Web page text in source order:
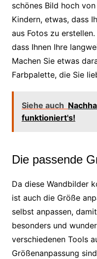
schönes Bild hoch
Kindern, etwas, dass
aus Fotos zu
dass Ihnen Ihre
Machen Sie etwas
Farbpalette, die Sie
Siehe auch
funktioniert's!
Die passende
Da diese Wandbilder
ist auch die Größe
selbst anpassen,
besonders und
verschiedenen Tools
Größenanpassung